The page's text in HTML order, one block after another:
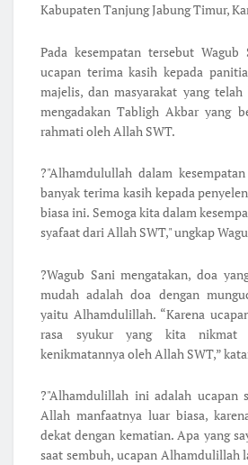
Kabupaten Tanjung Jabung Timur,
Pada kesempatan tersebut Wagub
ucapan terima kasih kepada
majelis, dan masyarakat yang
mengadakan Tabligh Akbar yang
rahmati oleh Allah SWT.
?"Alhamdulullah dalam
banyak terima kasih kepada
biasa ini. Semoga kita dalam
syafaat dari Allah SWT," ungkap
?Wagub Sani mengatakan, doa
mudah adalah doa dengan
yaitu Alhamdulillah. “Karena
rasa syukur yang kita nikmat
kenikmatannya oleh Allah SWT,”
?"Alhamdulillah ini adalah ucapan
Allah manfaatnya luar biasa,
dekat dengan kematian. Apa yang
saat sembuh, ucapan Alhamdulillah